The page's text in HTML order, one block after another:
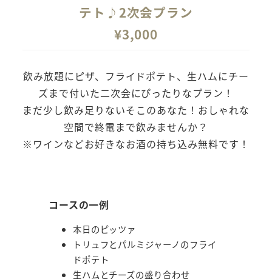
テト♪2次会プラン
¥3,000
飲み放題にピザ、フライドポテト、生ハムにチー
ズまで付いた二次会にぴったりなプラン！
まだ少し飲み足りないそこのあなた！おしゃれな
空間で終電まで飲みませんか？
※ワインなどお好きなお酒の持ち込み無料です！
コースの一例
本日のピッツァ
トリュフとパルミジャーノのフライ
ドポテト
生ハムとチーズの盛り合わせ